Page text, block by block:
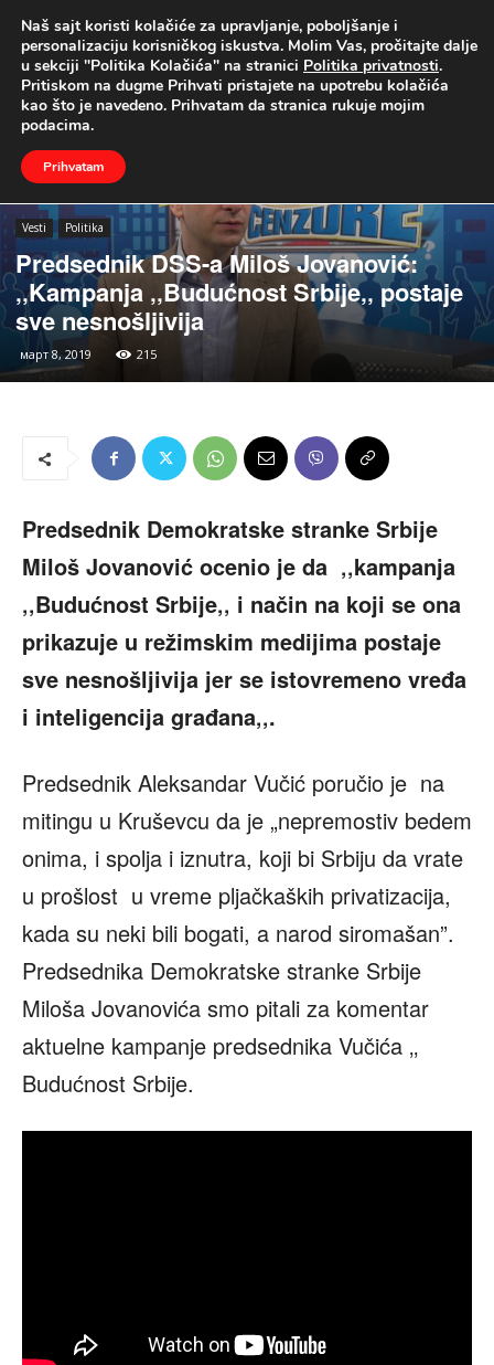
UŽIVO
Naslovna Vesti Politika
Vesti Politika
Predsednik DSS-a Miloš Jovanović:
‚‚Kampanja ‚‚Budućnost Srbije‚‚ postaje
sve nesnošljivija
март 8, 2019 215
Predsednik Demokratske stranke Srbije
Miloš Jovanović ocenio je da ‚‚kampanja
‚‚Budućnost Srbije‚‚ i način na koji se ona
prikazuje u režimskim medijima postaje
sve nesnošljivija jer se istovremeno vređa
i inteligencija građana‚‚.
Predsednik Aleksandar Vučić poručio je na
mitingu u Kruševcu da je „nepremostiv bedem
onima, i spolja i iznutra, koji bi Srbiju da vrate
u prošlost u vreme pljačkaških privatizacija,
kada su neki bili bogati, a narod siromašan”.
Predsednika Demokratske stranke Srbije
Miloša Jovanovića smo pitali za komentar
aktuelne kampanje predsednika Vučića ‚‚
Budućnost Srbije.
Naš sajt koristi kolačiće za upravljanje, poboljšanje i
personalizaciju korisničkog iskustva. Molim Vas, pročitajte dalje
u sekciji "Politika Kolačića" na stranici Politika privatnosti.
Pritiskom na dugme Prihvati pristajete na upotrebu kolačića
kao što je navedeno. Prihvatam da stranica rukuje mojim
podacima.
Prihvatam